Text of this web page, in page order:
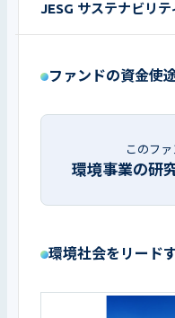
JESG サステナビリ
ファンドの資金使
このフ
環境事業の研
環境社会をリード